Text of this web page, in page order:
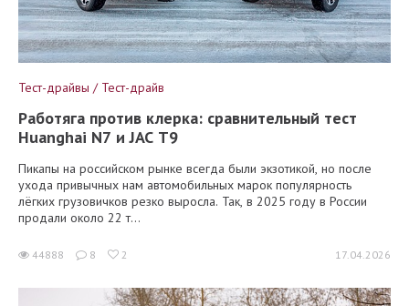
Тест-драйвы / Тест-драйв
Работяга против клерка: сравнительный тест
Huanghai N7 и JAC T9
Пикапы на российском рынке всегда были экзотикой, но после
ухода привычных нам автомобильных марок популярность
лёгких грузовичков резко выросла. Так, в 2025 году в России
продали около 22 т...
44888 8 2 17.04.2026